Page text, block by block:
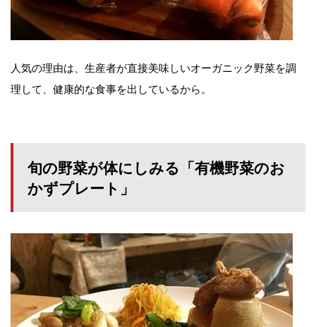
人気の理由は、生産者が直接美味しいオーガニック野菜を調
理して、健康的な食事を出しているから。
旬の野菜が体にしみる「有機野菜のお
かずプレート」